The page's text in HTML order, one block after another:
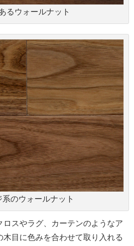
るウォールナット
系のウォールナット
ロスやラグ、カーテンのようなア
木目に色みを合わせて取り入れる